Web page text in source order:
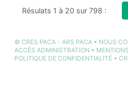
Résulats 1 à 20 sur 798 :
©CRES PACA - ARS PACA • NOUS
ACCÈS ADMINISTRATION •
POLITIQUE DE CONFIDENTIALITÉ •